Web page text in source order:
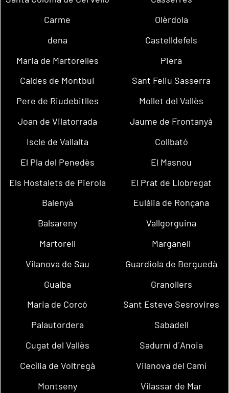
Carme
Olèrdola
dena
Castelldefels
Maria de Martorelles
Piera
Caldes de Montbui
Sant Feliu Sasserra
Pere de Riudebitlles
Mollet del Vallès
Joan de Vilatorrada
Jaume de Frontanyà
Iscle de Vallalta
Collbató
El Pla del Penedès
El Masnou
Els Hostalets de Pierola
El Prat de Llobregat
Balenyà
Eulàlia de Ronçana
Balsareny
Vallgorguina
Martorell
Marganell
Vilanova de Sau
Guardiola de Berguedà
Gualba
Granollers
Maria de Corcó
Sant Esteve Sesrovires
Palautordera
Sabadell
Cugat del Vallès
Sadurní d´Anoia
Cecília de Voltregà
Vilanova del Camí
Montseny
Vilassar de Mar